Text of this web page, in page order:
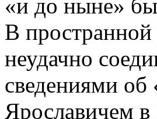
«и до ныне»
В пространной
неудачно
сведениями
Ярославичем